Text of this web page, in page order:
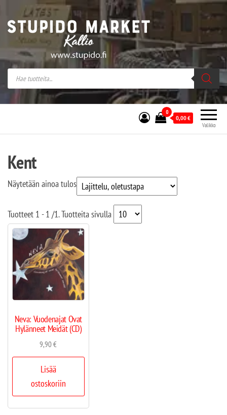
Stupido Market – verkossa ja kivijalassa
Stupido Market on vaihtoehtomusaan
erikoistunut verkko- sekä
kivijalkakauppa Helsingissä Kallion
sydämessä.
Valikko
0
0,00€
Kent
Näytetään ainoa tulos
Tuotteet 1 - 1 /1. Tuotteita sivulla
Neva: Vuodenajat Ovat
Hylänneet Meidät (CD)
9,90€
Lisää
ostoskoriin